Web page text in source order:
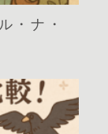
・ナ・